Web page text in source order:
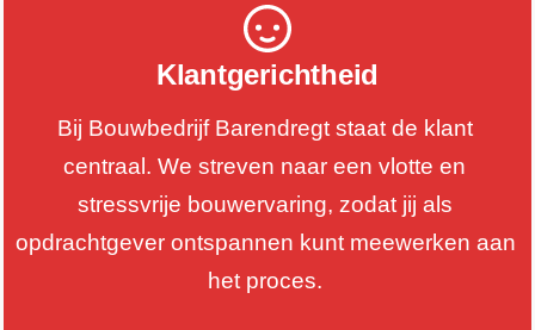
Klantgerichtheid
Bij Bouwbedrijf Barendregt staat de klant
centraal. We streven naar een vlotte en
stressvrije bouwervaring, zodat jij als
opdrachtgever ontspannen kunt meewerken aan
het proces.